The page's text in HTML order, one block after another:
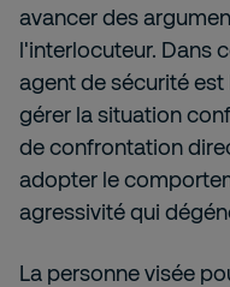
avancer des
l'interlocuteur. Dans
agent de sécurité
gérer la situation
de confrontation
adopter le
agressivité qui
La personne visée